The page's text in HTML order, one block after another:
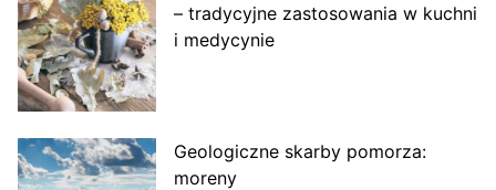
– tradycyjne zastosowania w kuchni
i medycynie
Geologiczne skarby pomorza:
moreny